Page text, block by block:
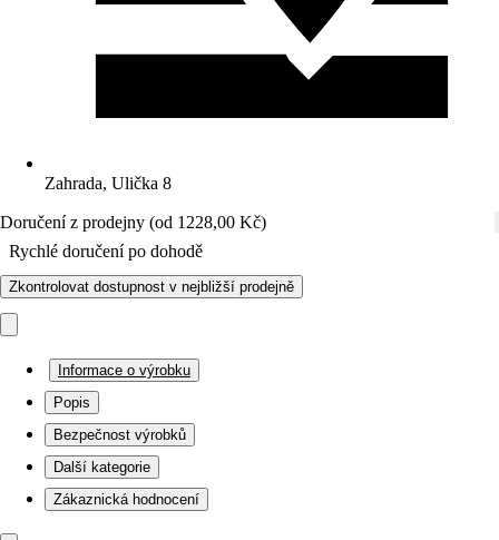
Zahrada, Ulička 8
Doručení z prodejny (od 1228,00 Kč)
Rychlé doručení po dohodě
Zkontrolovat dostupnost v nejbližší prodejně
Informace o výrobku
Popis
Bezpečnost výrobků
Další kategorie
Zákaznická hodnocení